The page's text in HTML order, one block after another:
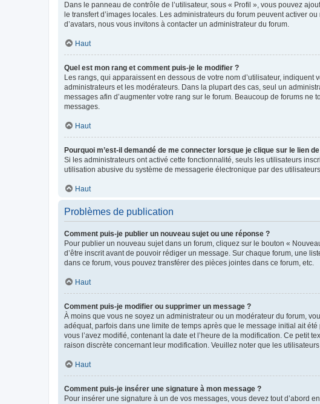
Dans le panneau de contrôle de l’utilisateur, sous « Profil », vous pouvez
le transfert d’images locales. Les administrateurs du forum peuvent activer
d’avatars, nous vous invitons à contacter un administrateur du forum.
Haut
Quel est mon rang et comment puis-je le modifier ?
Les rangs, qui apparaissent en dessous de votre nom d’utilisateur,
administrateurs et les modérateurs. Dans la plupart des cas, seul un
messages afin d’augmenter votre rang sur le forum. Beaucoup de forums
messages.
Haut
Pourquoi m’est-il demandé de me connecter lorsque je clique sur le lien
Si les administrateurs ont activé cette fonctionnalité, seuls les utilisateurs
utilisation abusive du système de messagerie électronique par des
Haut
Problèmes de publication
Comment puis-je publier un nouveau sujet ou une réponse ?
Pour publier un nouveau sujet dans un forum, cliquez sur le bouton «
d’être inscrit avant de pouvoir rédiger un message. Sur chaque forum, une
dans ce forum, vous pouvez transférer des pièces jointes dans ce forum, etc.
Haut
Comment puis-je modifier ou supprimer un message ?
À moins que vous ne soyez un administrateur ou un modérateur du forum,
adéquat, parfois dans une limite de temps après que le message initial ait
vous l’avez modifié, contenant la date et l’heure de la modification. Ce petit
raison discrète concernant leur modification. Veuillez noter que les
Haut
Comment puis-je insérer une signature à mon message ?
Pour insérer une signature à un de vos messages, vous devez tout d’abord